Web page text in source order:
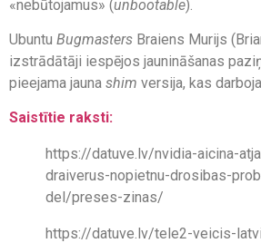
«nebūtojamus» (unbootable).
Ubuntu Bugmasters Braiens Murijs
izstrādātāji iespējos jaunināšanas
pieejama jauna shim versija, kas
Saistītie raksti:
https://datuve.lv/nvidia-aicina-
draiverus-nopietnu-drosibas-
del/preses-zinas/
https://datuve.lv/tele2-veicis-